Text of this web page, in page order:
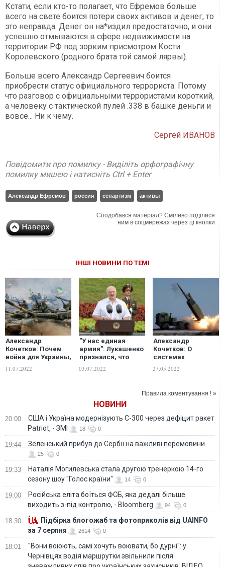
Кстати, если кто-то полагает, что Ефремов больше
всего на свете боится потери своих активов и денег, то
это неправда. Денег он на*издил предостаточно, и они
успешно отмываются в сфере недвижимости на
территории РФ под зорким присмотром Кости
Королевского (родного брата той самой лярвы).
Больше всего Александр Сергеевич боится
приобрести статус официального террориста. Потому
что разговор с официальными террористами короткий,
а человеку с тактической пулей .338 в башке деньги и
вовсе... Ни к чему.
Сергей ИВАНОВ
Повідомити про помилку - Виділіть орфографічну
помилку мишею і натисніть Ctrl + Enter
Александр Ефремов россия сепартизм активы
Сподобався матеріал? Сміливо поділися
ним в соцмережах через ці кнопки
ІНШІ НОВИНИ ПО ТЕМІ
Александр
Кочетков: Почем
война для Украины,
11.07.2022
"У нас единая
армия": Лукашенко
признался, что
поддерживает
03.07.2022
Александр
Кочетков: О
системах
большой
дают"
27.05.2022
Правила коментування ! »
НОВИНИ
20:00
США і Україна модернізують С-300 через дефіцит ракет
Patriot, - ЗМІ
18 0
19:44 Зеленський прибув до Сербії на важливі перемовини
25 0
19:33
Наталія Могилевська стала другою тренеркою 14-го
сезону шоу "Голос країни"
14 0
19:00
Російська еліта боїться ФСБ, яка дедалі більше
виходить з-під контролю, - Bloomberg
94 0
18:30
Підбірка блогожаб та фотоприколів від UAINFO
за 7 серпня
2614 0
18:01
"Вони воюють, самі хочуть воювати, бо дурні": у
Чернівцях водія маршрутки звільнили після